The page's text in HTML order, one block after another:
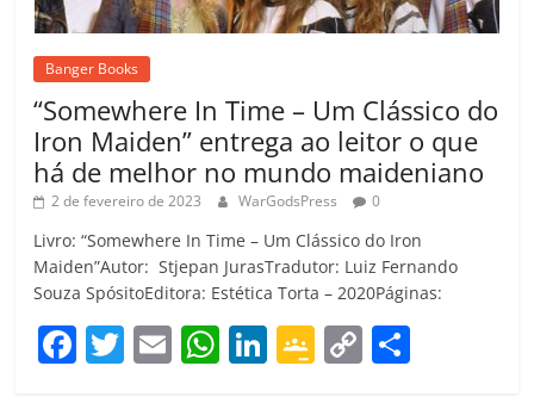
Banger Books
“Somewhere In Time – Um Clássico do
Iron Maiden” entrega ao leitor o que
há de melhor no mundo maideniano
2 de fevereiro de 2023 WarGodsPress 0
Livro: “Somewhere In Time – Um Clássico do Iron
Maiden”Autor: Stjepan JurasTradutor: Luiz Fernando
Souza SpósitoEditora: Estética Torta – 2020Páginas:
F T E W Li G C